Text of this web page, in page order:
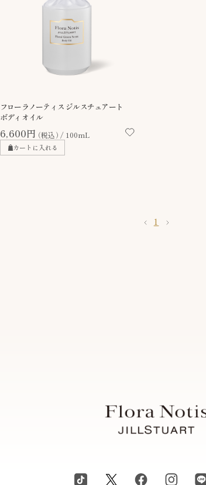
フローラノーティス ジルスチュアート
ボディオイル
6,600円（税込） 100mL
カートに入れる
1